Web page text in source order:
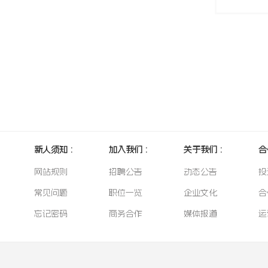
新人须知 :
网站规则
常见问题
忘记密码
加入我们 :
招聘公告
职位一览
商务合作
关于我们 :
动态公告
企业文化
媒体报道